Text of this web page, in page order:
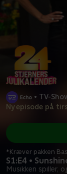
• TV-
Ny episode på
S1:E4 •
Musikken spiller,
*Kræver pakken